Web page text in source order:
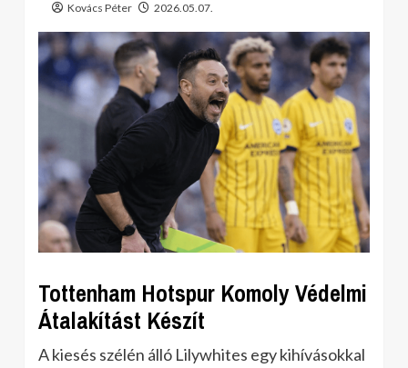
Kovács Péter 2026.05.07.
Tottenham Hotspur Komoly Védelmi
Átalakítást Készít
A kiesés szélén álló Lilywhites egy kihívásokkal